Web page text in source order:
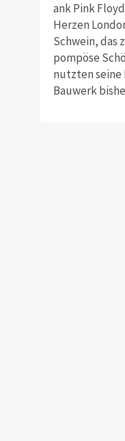
ank Pink
Herzen
Schwein, das
pompöse
nutzten seine
Bauwerk